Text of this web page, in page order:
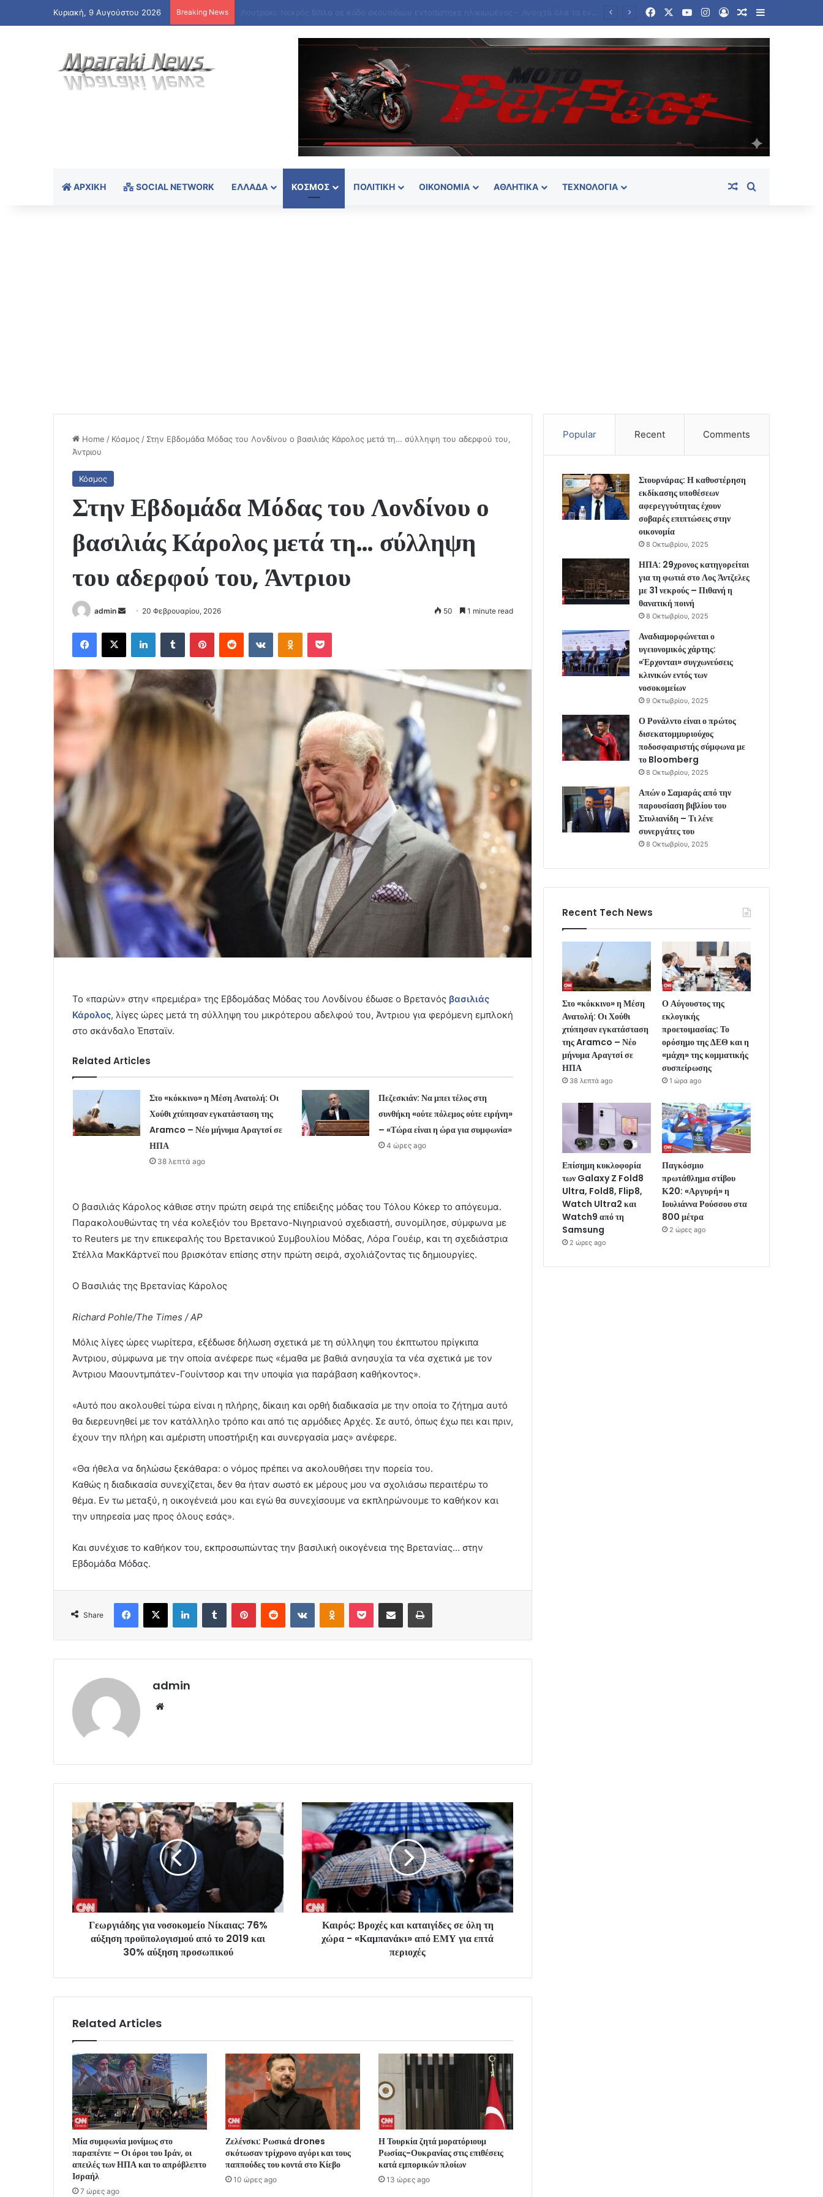
Κυριακή, 9 Αυγούστου 2026 Breaking News FacebookYouTubeInstagram
Log InRandom Article
Sidebar
ΑΡΧΙΚΉ SOCIAL NETWORK ΕΛΛΆΔΑ ΚΌΣΜΟΣ ΠΟΛΙΤΙΚΉ ΟΙΚΟΝΟΜΊΑ ΑΘΛΗΤΙΚΆ ΤΕΧΝΟΛΟΓΊΑ Random Article
Home / Κόσμος / Στην Εβδομάδα Μόδας του Λονδίνου ο βασιλιάς Κάρολος μετά τη… σύλληψη του αδερφού του,
Άντριου
Κόσμος
Στην Εβδομάδα Μόδας του Λονδίνου ο
βασιλιάς Κάρολος μετά τη… σύλληψη
του αδερφού του, Άντριου
admin
Send
email
20 Φεβρουαρίου, 2026 50 1 minute read
Facebook
X LinkedInTumblr PinterestReddit VKontakteOdnoklassniki
Pocket
Το «παρών» στην «πρεμιέρα» της Εβδομάδας Μόδας του Λονδίνου έδωσε ο Βρετανός βασιλιάς
Κάρολος, λίγες ώρες μετά τη σύλληψη του μικρότερου αδελφού του, Άντριου για φερόμενη εμπλοκή
στο σκάνδαλο Έπσταϊν.
Related Articles
Στο «κόκκινο» η Μέση Ανατολή: Οι
Χούθι χτύπησαν εγκατάσταση της
Aramco – Νέο μήνυμα Αραγτσί σε
ΗΠΑ
38 λεπτά ago
Πεζεσκιάν: Να μπει τέλος στη
συνθήκη «ούτε πόλεμος ούτε ειρήνη»
– «Τώρα είναι η ώρα για συμφωνία»
4 ώρες ago
Ο βασιλιάς Κάρολος κάθισε στην πρώτη σειρά της επίδειξης μόδας του Τόλου Κόκερ το απόγευμα.
Παρακολουθώντας τη νέα κολεξιόν του Βρετανο-Νιγηριανού σχεδιαστή, συνομίλησε, σύμφωνα με
το Reuters με την επικεφαλής του Βρετανικού Συμβουλίου Μόδας, Λόρα Γουέιρ, και τη σχεδιάστρια
Στέλλα ΜακΚάρτνεϊ που βρισκόταν επίσης στην πρώτη σειρά, σχολιάζοντας τις δημιουργίες.
Ο Βασιλιάς της Βρετανίας Κάρολος
Richard Pohle/The Times / AP
Μόλις λίγες ώρες νωρίτερα, εξέδωσε δήλωση σχετικά με τη σύλληψη του έκπτωτου πρίγκιπα
Άντριου, σύμφωνα με την οποία ανέφερε πως «έμαθα με βαθιά ανησυχία τα νέα σχετικά με τον
Άντριου Μαουντμπάτεν-Γουίντσορ και την υποψία για παράβαση καθήκοντος».
«Αυτό που ακολουθεί τώρα είναι η πλήρης, δίκαιη και ορθή διαδικασία με την οποία το ζήτημα αυτό
θα διερευνηθεί με τον κατάλληλο τρόπο και από τις αρμόδιες Αρχές. Σε αυτό, όπως έχω πει και πριν,
έχουν την πλήρη και αμέριστη υποστήριξη και συνεργασία μας» ανέφερε.
«Θα ήθελα να δηλώσω ξεκάθαρα: ο νόμος πρέπει να ακολουθήσει την πορεία του.
Καθώς η διαδικασία συνεχίζεται, δεν θα ήταν σωστό εκ μέρους μου να σχολιάσω περαιτέρω το
θέμα. Εν τω μεταξύ, η οικογένειά μου και εγώ θα συνεχίσουμε να εκπληρώνουμε το καθήκον και
την υπηρεσία μας προς όλους εσάς».
Και συνέχισε το καθήκον του, εκπροσωπώντας την βασιλική οικογένεια της Βρετανίας… στην
Εβδομάδα Μόδας.
Share
Facebook
X LinkedInTumblr PinterestReddit VKontakteOdnoklassniki
Pocket Share via Email Print
admin
Γεωργιάδης για νοσοκομείο Νίκαιας: 76%
αύξηση προϋπολογισμού από το 2019 και
30% αύξηση προσωπικού
Καιρός: Βροχές και καταιγίδες σε όλη τη
χώρα - «Καμπανάκι» από ΕΜΥ για επτά
περιοχές
Related Articles
Μία συμφωνία μονίμως στο
παραπέντε – Οι όροι του Ιράν, οι
απειλές των ΗΠΑ και το απρόβλεπτο
Ισραήλ
7 ώρες ago
Ζελένσκι: Ρωσικά drones
σκότωσαν τρίχρονο αγόρι και τους
παππούδες του κοντά στο Κίεβο
10 ώρες ago
Η Τουρκία ζητά μορατόριουμ
Ρωσίας-Ουκρανίας στις επιθέσεις
κατά εμπορικών πλοίων
13 ώρες ago
Popular Recent Comments
Στουρνάρας: Η καθυστέρηση
εκδίκασης υποθέσεων
αφερεγγυότητας έχουν
σοβαρές επιπτώσεις στην
οικονομία
8 Οκτωβρίου, 2025
ΗΠΑ: 29χρονος κατηγορείται
για τη φωτιά στο Λος Άντζελες
με 31 νεκρούς – Πιθανή η
θανατική ποινή
8 Οκτωβρίου, 2025
Αναδιαμορφώνεται ο
υγειονομικός χάρτης:
«Έρχονται» συγχωνεύσεις
κλινικών εντός των
νοσοκομείων
9 Οκτωβρίου, 2025
Ο Ρονάλντο είναι ο πρώτος
δισεκατομμυριούχος
ποδοσφαιριστής σύμφωνα με
το Bloomberg
8 Οκτωβρίου, 2025
Απών ο Σαμαράς από την
παρουσίαση βιβλίου του
Στυλιανίδη – Τι λένε
συνεργάτες του
8 Οκτωβρίου, 2025
Recent Tech News
Στο «κόκκινο» η Μέση
Ανατολή: Οι Χούθι
χτύπησαν εγκατάσταση
της Aramco – Νέο
μήνυμα Αραγτσί σε
ΗΠΑ
38 λεπτά ago
Ο Αύγουστος της
εκλογικής
προετοιμασίας: Το
ορόσημο της ΔΕΘ και η
«μάχη» της κομματικής
συσπείρωσης
1 ώρα ago
Επίσημη κυκλοφορία
των Galaxy Z Fold8
Ultra, Fold8, Flip8,
Watch Ultra2 και
Watch9 από τη
Samsung
2 ώρες ago
Παγκόσμιο
πρωτάθλημα στίβου
Κ20: «Αργυρή» η
Ιουλιάννα Ρούσσου στα
800 μέτρα
2 ώρες ago